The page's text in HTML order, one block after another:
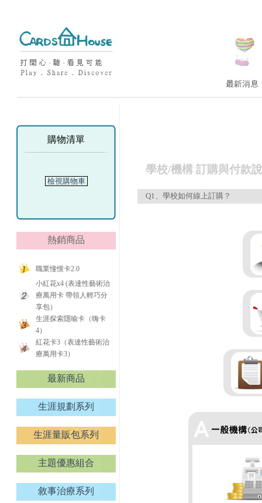
購物清單
檢視購物車
熱銷商品
職業憧憬卡2.0
小紅花x4 (表達性藝術治
療萬用卡 帶領人輕巧分
享包）
生涯探索隱喻卡（嗨卡
4）
紅花卡3（表達性藝術治
療萬用卡3）
最新商品
生涯規劃系列
生涯量販包系列
主題優惠組合
敘事治療系列
學校/機構 訂購與付款
Q1、學校如何線上訂購？